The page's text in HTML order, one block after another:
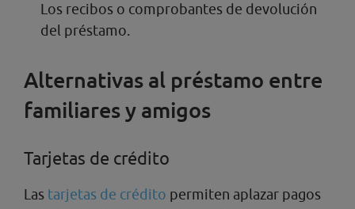
Los recibos o comprobantes de devolución
del préstamo.
Alternativas al préstamo entre
familiares y amigos
Tarjetas de crédito
Las tarjetas de crédito permiten aplazar pagos